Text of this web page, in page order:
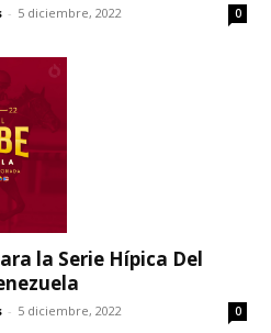
- 5 diciembre, 2022 0
la Serie Hípica Del
- 5 diciembre, 2022 0